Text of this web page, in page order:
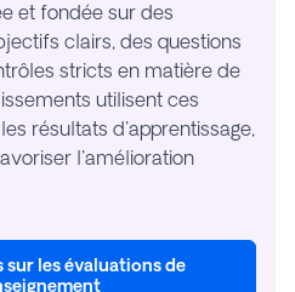
et fondée sur des
clairs, des questions
stricts en matière de
utilisent ces
résultats d'apprentissage,
l'amélioration
sur les évaluations de